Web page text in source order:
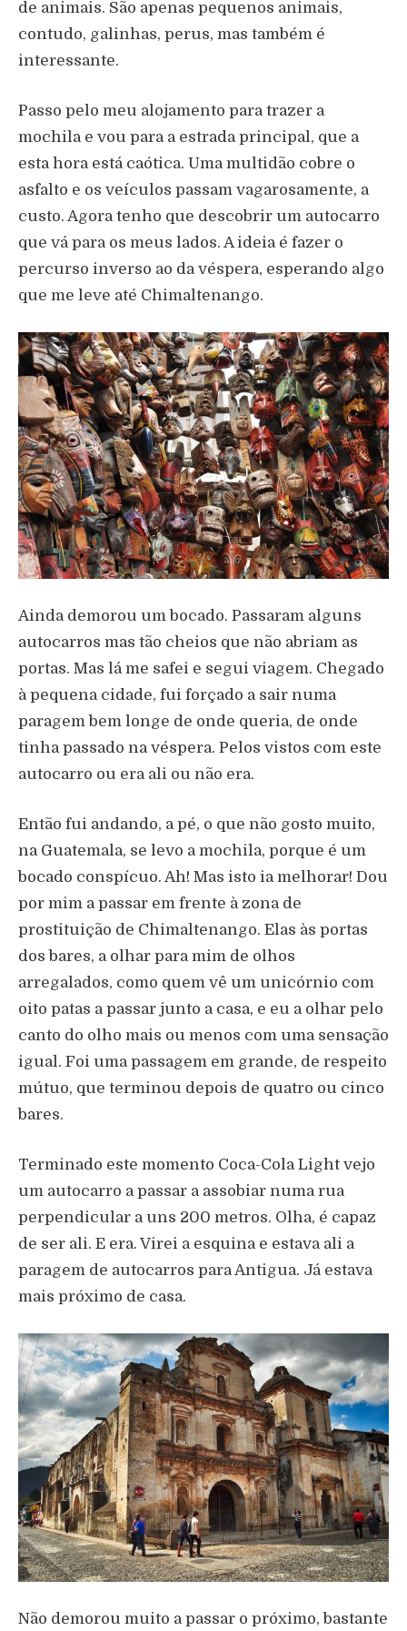
de animais. São apenas pequenos animais,
contudo, galinhas, perus, mas também é
interessante.
Passo pelo meu alojamento para trazer a
mochila e vou para a estrada principal, que a
esta hora está caótica. Uma multidão cobre o
asfalto e os veículos passam vagarosamente, a
custo. Agora tenho que descobrir um autocarro
que vá para os meus lados. A ideia é fazer o
percurso inverso ao da véspera, esperando algo
que me leve até Chimaltenango.
Ainda demorou um bocado. Passaram alguns
autocarros mas tão cheios que não abriam as
portas. Mas lá me safei e segui viagem. Chegado
à pequena cidade, fui forçado a sair numa
paragem bem longe de onde queria, de onde
tinha passado na véspera. Pelos vistos com este
autocarro ou era ali ou não era.
Então fui andando, a pé, o que não gosto muito,
na Guatemala, se levo a mochila, porque é um
bocado conspícuo. Ah! Mas isto ia melhorar! Dou
por mim a passar em frente à zona de
prostituição de Chimaltenango. Elas às portas
dos bares, a olhar para mim de olhos
arregalados, como quem vê um unicórnio com
oito patas a passar junto a casa, e eu a olhar pelo
canto do olho mais ou menos com uma sensação
igual. Foi uma passagem em grande, de respeito
mútuo, que terminou depois de quatro ou cinco
bares.
Terminado este momento Coca-Cola Light vejo
um autocarro a passar a assobiar numa rua
perpendicular a uns 200 metros. Olha, é capaz
de ser ali. E era. Virei a esquina e estava ali a
paragem de autocarros para Antigua. Já estava
mais próximo de casa.
Não demorou muito a passar o próximo, bastante